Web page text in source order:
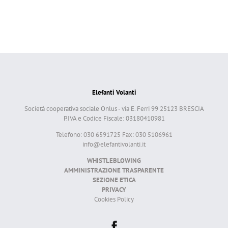
Elefanti Volanti
Società cooperativa sociale Onlus - via E. Ferri 99 25123 BRESCIA
P.IVA e Codice Fiscale: 03180410981
Telefono: 030 6591725 Fax: 030 5106961
info@elefantivolanti.it
WHISTLEBLOWING
AMMINISTRAZIONE TRASPARENTE
SEZIONE ETICA
PRIVACY
Cookies Policy